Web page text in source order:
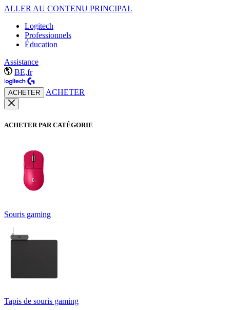
ALLER AU CONTENU PRINCIPAL
Logitech
Professionnels
Éducation
Assistance
BE,fr
ACHETER ACHETER
ACHETER PAR CATÉGORIE
Souris gaming
Tapis de souris gaming